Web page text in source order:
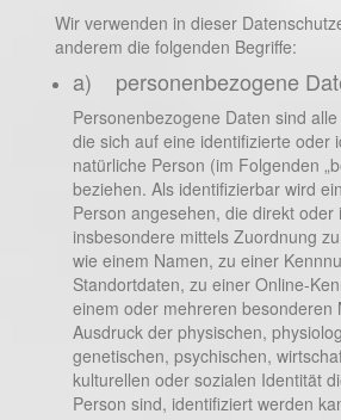
Wir verwenden in dieser
anderem die folgenden Begriffe:
a) personenbezogene
Personenbezogene Daten sind
die sich auf eine identifizierte oder
natürliche Person (im Folgenden
beziehen. Als identifizierbar wird
Person angesehen, die direkt oder
insbesondere mittels Zuordnung
wie einem Namen, zu einer
Standortdaten, zu einer Online-
einem oder mehreren besonderen
Ausdruck der physischen,
genetischen, psychischen,
kulturellen oder sozialen Identität
Person sind, identifiziert werden